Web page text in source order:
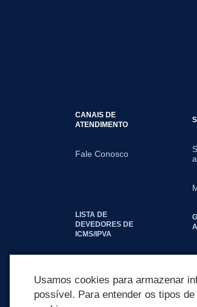
CANAIS DE
ATENDIMENTO
Fale Conosco
LISTA DE
DEVEDORES DE
ICMS/IPVA
Usamos cookies para armazenar
possível. Para entender os tipos